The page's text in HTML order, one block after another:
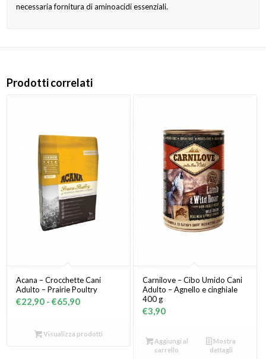
necessaria fornitura di aminoacidi essenziali.
Prodotti correlati
Acana – Crocchette Cani
Adulto – Prairie Poultry
€22,90 - €65,90Fascia
prezzo:
Visualizza prodotti
Carnilove – Cibo Umido Cani
Adulto – Agnello e cinghiale
400 g
€3,90
Aggiungi al
carrello
Mostra
dettagli